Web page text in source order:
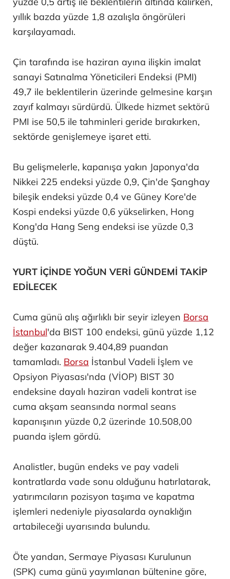
yıllık bazda yüzde 1,8 azalışla öngörüleri
karşılayamadı.
Çin tarafında ise haziran ayına ilişkin imalat
sanayi Satınalma Yöneticileri Endeksi (PMI)
49,7 ile beklentilerin üzerinde gelmesine karşın
zayıf kalmayı sürdürdü. Ülkede hizmet sektörü
PMI ise 50,5 ile tahminleri geride bırakırken,
sektörde genişlemeye işaret etti.
Bu gelişmelerle, kapanışa yakın Japonya'da
Nikkei 225 endeksi yüzde 0,9, Çin'de Şanghay
bileşik endeksi yüzde 0,4 ve Güney Kore'de
Kospi endeksi yüzde 0,6 yükselirken, Hong
Kong'da Hang Seng endeksi ise yüzde 0,3
düştü.
YURT İÇİNDE YOĞUN VERİ GÜNDEMİ TAKİP
EDİLECEK
Cuma günü alış ağırlıklı bir seyir izleyen Borsa
İstanbul'da BIST 100 endeksi, günü yüzde 1,12
değer kazanarak 9.404,89 puandan
tamamladı. Borsa İstanbul Vadeli İşlem ve
Opsiyon Piyasası'nda (VİOP) BIST 30
endeksine dayalı haziran vadeli kontrat ise
cuma akşam seansında normal seans
kapanışının yüzde 0,2 üzerinde 10.508,00
puanda işlem gördü.
Analistler, bugün endeks ve pay vadeli
kontratlarda vade sonu olduğunu hatırlatarak,
yatırımcıların pozisyon taşıma ve kapatma
işlemleri nedeniyle piyasalarda oynaklığın
artabileceği uyarısında bulundu.
Öte yandan, Sermaye Piyasası Kurulunun
(SPK) cuma günü yayımlanan bültenine göre,